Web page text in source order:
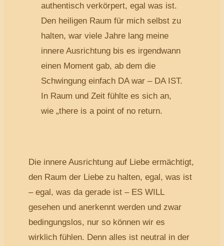
authentisch verkörpert, egal was ist.
Den heiligen Raum für mich selbst zu
halten, war viele Jahre lang meine
innere Ausrichtung bis es irgendwann
einen Moment gab, ab dem die
Schwingung einfach DA war – DA IST.
In Raum und Zeit fühlte es sich an,
wie „there is a point of no return.
Die innere Ausrichtung auf Liebe ermächtigt,
den Raum der Liebe zu halten, egal, was ist
– egal, was da gerade ist – ES WILL
gesehen und anerkennt werden und zwar
bedingungslos, nur so können wir es
wirklich fühlen. Denn alles ist neutral in der